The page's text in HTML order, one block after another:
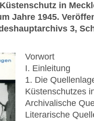
in
Jahre 1945.
3,
Vorwort
I. Einleitung
1. Die
Küstenschutzes
Archivalische
Literarische